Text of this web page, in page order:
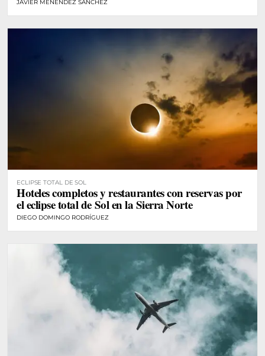
JAVIER MENÉNDEZ SÁNCHEZ
ECLIPSE TOTAL DE SOL
Hoteles completos y restaurantes con reservas por
el eclipse total de Sol en la Sierra Norte
DIEGO DOMINGO RODRÍGUEZ